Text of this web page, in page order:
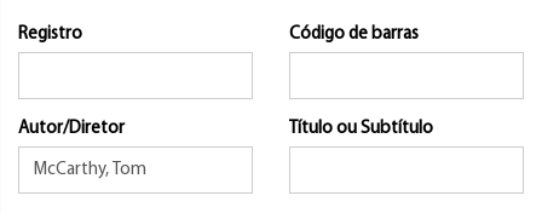
Registro Código de barras
Autor/Diretor Título ou Subtítulo